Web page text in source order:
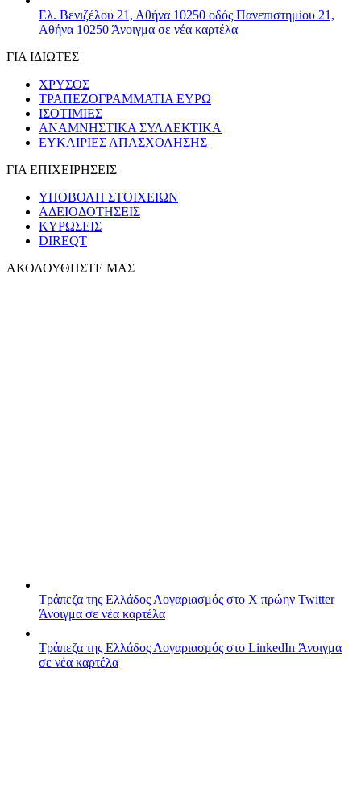
Ελ. Βενιζέλου 21, Αθήνα 10250 οδός Πανεπιστημίου 21,
Αθήνα 10250 Άνοιγμα σε νέα καρτέλα
ΓΙΑ ΙΔΙΩΤΕΣ
ΧΡΥΣΟΣ
ΤΡΑΠΕΖΟΓΡΑΜΜΑΤΙΑ ΕΥΡΩ
ΙΣΟΤΙΜΙΕΣ
ΑΝΑΜΝΗΣΤΙΚΑ ΣΥΛΛΕΚΤΙΚΑ
ΕΥΚΑΙΡΙΕΣ ΑΠΑΣΧΟΛΗΣΗΣ
ΓΙΑ ΕΠΙΧΕΙΡΗΣΕΙΣ
ΥΠΟΒΟΛΗ ΣΤΟΙΧΕΙΩΝ
ΑΔΕΙΟΔΟΤΗΣΕΙΣ
ΚΥΡΩΣΕΙΣ
DIREQT
ΑΚΟΛΟΥΘΗΣΤΕ ΜΑΣ
Τράπεζα της Ελλάδος Λογαριασμός στο X πρώην Twitter
Άνοιγμα σε νέα καρτέλα
Τράπεζα της Ελλάδος Λογαριασμός στο LinkedIn Άνοιγμα
σε νέα καρτέλα